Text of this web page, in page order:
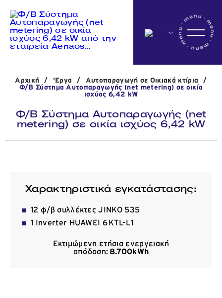
Η εταιρεία
Δραστηριότητες
Επικοινωνία
Αρχική / 'Εργα / Αυτοπαραγωγή σε Οικιακά κτίρια
/
Φ/Β Σύστημα Αυτοπαραγωγής (net metering) σε οικία
ισχύος 6,42 kW
Φ/Β Σύστημα Αυτοπαραγωγής (net
metering) σε οικία ισχύος 6,42 kW
Χαρακτηριστικά εγκατάστασης:
12 φ/β συλλέκτες JINKO 535
1 Inverter HUAWEI 6 KTL-L1
Εκτιμώμενη ετήσια ενεργειακή
απόδοση: 8.700kWh